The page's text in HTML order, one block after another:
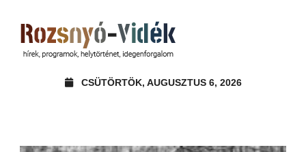
CSÜTÖRTÖK, AUGUSZTUS 6, 2026